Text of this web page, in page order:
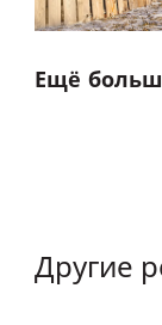
Ещё
Другие